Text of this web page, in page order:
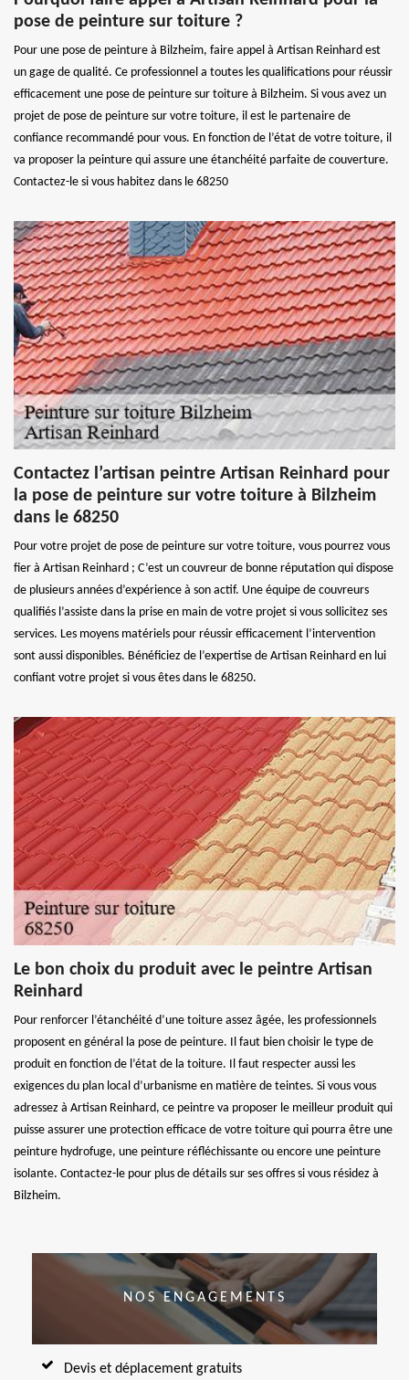
pose de peinture sur toiture ?
Pour une pose de peinture à Bilzheim, faire appel à Artisan Reinhard est
un gage de qualité. Ce professionnel a toutes les qualifications pour réussir
efficacement une pose de peinture sur toiture à Bilzheim. Si vous avez un
projet de pose de peinture sur votre toiture, il est le partenaire de
confiance recommandé pour vous. En fonction de l’état de votre toiture, il
va proposer la peinture qui assure une étanchéité parfaite de couverture.
Contactez-le si vous habitez dans le 68250
Contactez l’artisan peintre Artisan Reinhard pour
la pose de peinture sur votre toiture à Bilzheim
dans le 68250
Pour votre projet de pose de peinture sur votre toiture, vous pourrez vous
fier à Artisan Reinhard ; C’est un couvreur de bonne réputation qui dispose
de plusieurs années d’expérience à son actif. Une équipe de couvreurs
qualifiés l’assiste dans la prise en main de votre projet si vous sollicitez ses
services. Les moyens matériels pour réussir efficacement l’intervention
sont aussi disponibles. Bénéficiez de l’expertise de Artisan Reinhard en lui
confiant votre projet si vous êtes dans le 68250.
Le bon choix du produit avec le peintre Artisan
Reinhard
Pour renforcer l’étanchéité d’une toiture assez âgée, les professionnels
proposent en général la pose de peinture. Il faut bien choisir le type de
produit en fonction de l’état de la toiture. Il faut respecter aussi les
exigences du plan local d’urbanisme en matière de teintes. Si vous vous
adressez à Artisan Reinhard, ce peintre va proposer le meilleur produit qui
puisse assurer une protection efficace de votre toiture qui pourra être une
peinture hydrofuge, une peinture réfléchissante ou encore une peinture
isolante. Contactez-le pour plus de détails sur ses offres si vous résidez à
Bilzheim.
NOS ENGAGEMENTS
Devis et déplacement gratuits